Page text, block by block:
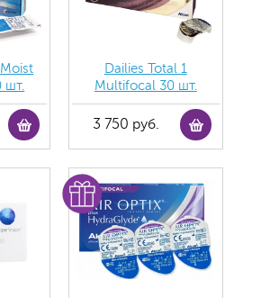
шт.
Dailies Total 1
Multifocal 30 шт.
3 750 руб.